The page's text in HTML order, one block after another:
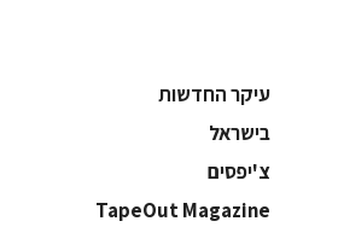
עיקר החדשות
בישראל
צ'יפסים
TapeOut Magazine